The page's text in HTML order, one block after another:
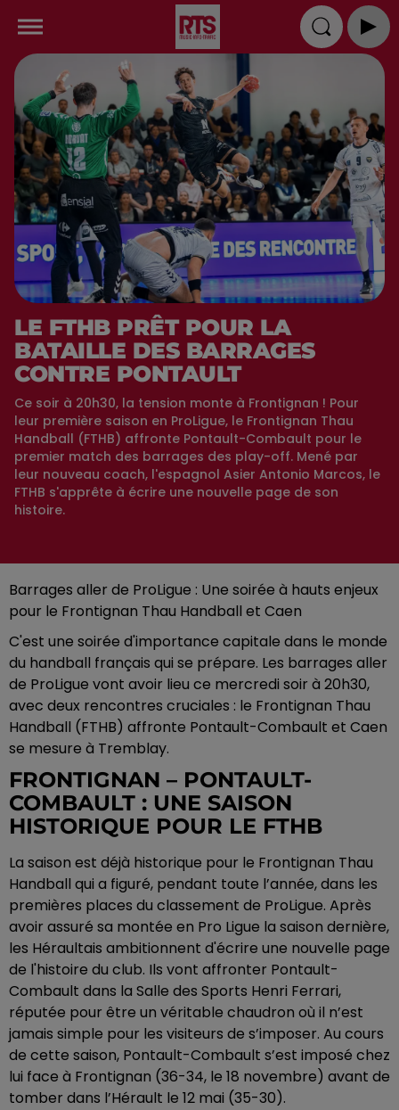
LE FTHB PRÊT POUR LA
BATAILLE DES BARRAGES
CONTRE PONTAULT
Ce soir à 20h30, la tension monte à Frontignan ! Pour
leur première saison en ProLigue, le Frontignan Thau
Handball (FTHB) affronte Pontault-Combault pour le
premier match des barrages des play-off. Mené par
leur nouveau coach, l'espagnol Asier Antonio Marcos, le
FTHB s'apprête à écrire une nouvelle page de son
Barrages aller de ProLigue : Une soirée à hauts enjeux
pour le Frontignan Thau Handball et Caen
C'est une soirée d'importance capitale dans le monde
du handball français qui se prépare. Les barrages aller
de ProLigue vont avoir lieu ce mercredi soir à 20h30,
avec deux rencontres cruciales : le Frontignan Thau
Handball (FTHB) affronte Pontault-Combault et Caen
se mesure à Tremblay.
FRONTIGNAN – PONTAULT-
COMBAULT : UNE SAISON
HISTORIQUE POUR LE FTHB
La saison est déjà historique pour le Frontignan Thau
Handball qui a figuré, pendant toute l’année, dans les
premières places du classement de ProLigue. Après
avoir assuré sa montée en Pro Ligue la saison dernière,
les Héraultais ambitionnent d'écrire une nouvelle page
de l'histoire du club. Ils vont affronter Pontault-
Combault dans la Salle des Sports Henri Ferrari,
réputée pour être un véritable chaudron où il n’est
jamais simple pour les visiteurs de s’imposer. Au cours
de cette saison, Pontault-Combault s’est imposé chez
lui face à Frontignan (36-34, le 18 novembre) avant de
tomber dans l’Hérault le 12 mai (35-30).